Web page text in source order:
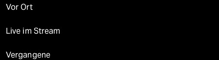
Vor Ort
Live im Stream
Vergangene